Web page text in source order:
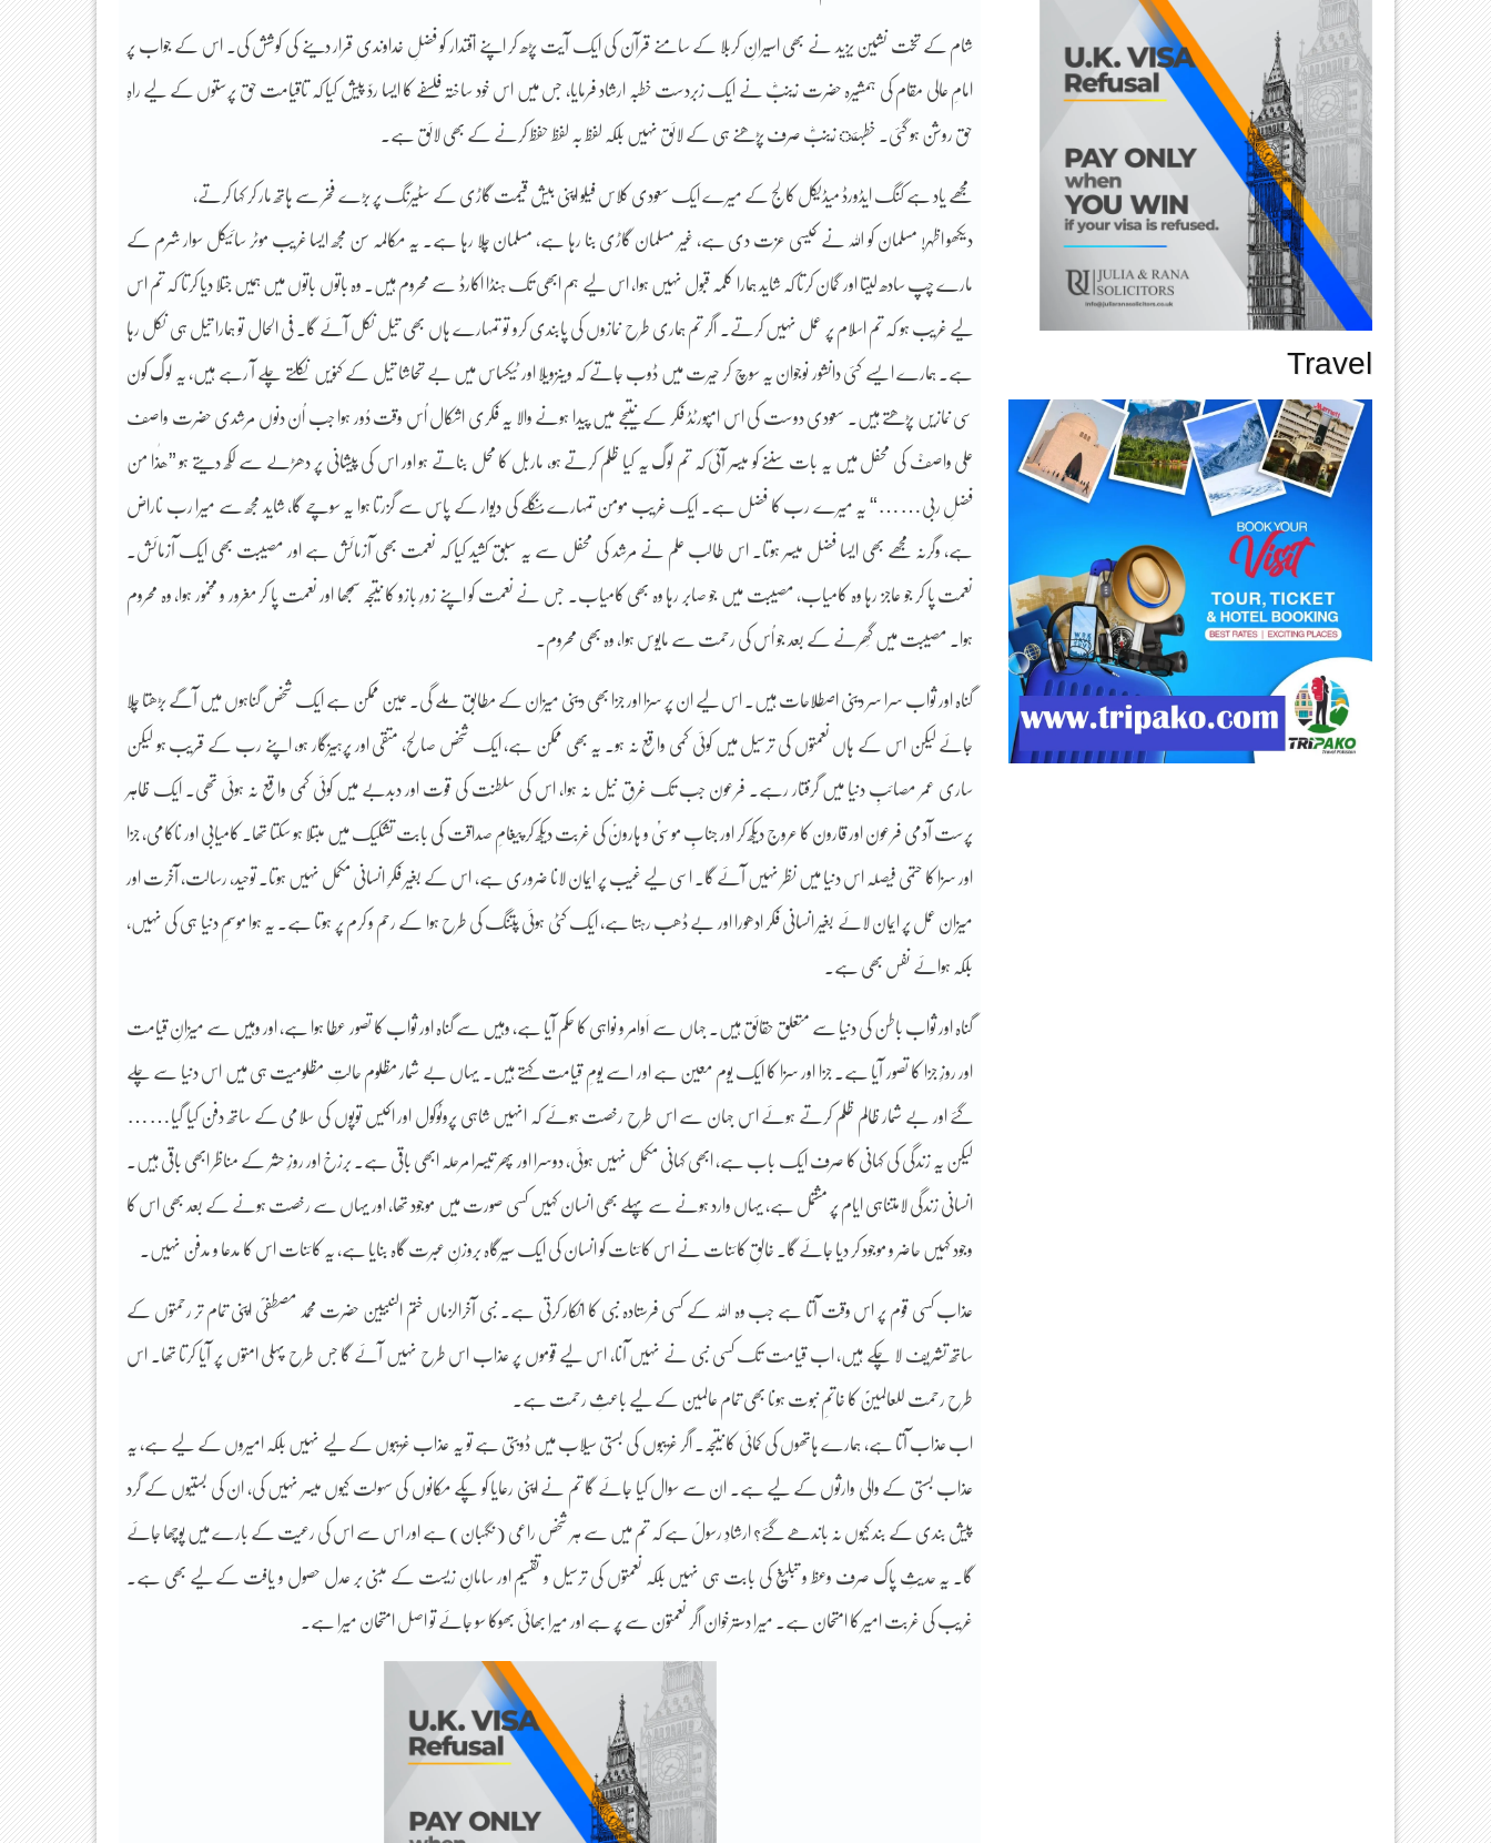
شام کے تخت نشین یزید نے بھی اسیرانِ کربلا کے سامنے قرآن کی ایک آیت پڑھ کر اپنے اقتدار کو فضلِ خداوندی قرار دینے کی کوشش کی۔ اس کے جواب پر
امامِ عالی مقام کی ہمشیرہ حضرت زینبؓ نے ایک زبردست خطبہ ارشاد فرمایا، جس میں اس خود ساختہ فلسفے کا ایسا ردّ پیش کیا کہ تاقیامت حق پرستوں کے لیے راہِ
حق روشن ہو گئی۔ خطبہئ زینبؓ صرف پڑھنے ہی کے لائق نہیں بلکہ لفظ بہ لفظ حفظ کرنے کے بھی لائق ہے۔
مجھے یاد ہے کنگ ایڈورڈ میڈیکل کالج کے میرے ایک سعودی کلاس فیلو اپنی بیش قیمت گاڑی کے سٹیرنگ پر بڑے فخر سے ہاتھ مار کر کہا کرتے،
دیکھو اظہر! مسلمان کو اللہ نے کیسی عزت دی ہے، غیر مسلمان گاڑی بنا رہا ہے، مسلمان چلا رہا ہے۔ یہ مکالمہ سن مجھ ایسا غریب موٹر سائیکل سوار شرم کے
مارے چپ سادھ لیتا اور گمان کرتا کہ شاید ہمارا کلمہ قبول نہیں ہوا، اس لیے ہم ابھی تک ہنڈا اکارڈ سے محروم ہیں۔ وہ باتوں باتوں میں ہمیں جتلا دیا کرتا کہ تم اس
لیے غریب ہو کہ تم اسلام پر عمل نہیں کرتے۔ اگر تم ہماری طرح نمازوں کی پابندی کرو تو تمہارے ہاں بھی تیل نکل آئے گا۔ فی الحال تو ہمارا تیل ہی نکل رہا
ہے۔ ہمارے ایسے کئی دانشور نوجوان یہ سوچ کر حیرت میں ڈوب جاتے کہ وینزویلا اور ٹیکساس میں بے تحاشا تیل کے کنویں نکلتے چلے آ رہے ہیں، یہ لوگ کون
سی نمازیں پڑھتے ہیں۔ سعودی دوست کی اس امپورٹڈ فکر کے نتیجے میں پیدا ہونے والا یہ فکری اشکال اُس وقت دُور ہوا جب اُن دنوں مرشدی حضرت واصف
علی واصفؒ کی محفل میں یہ بات سننے کو میسر آئی کہ تم لوگ یہ کیا ظلم کرتے ہو، ماربل کا محل بناتے ہو اور اس کی پیشانی پر دھڑلے سے لکھ دیتے ہو ”ھٰذا من
فضلِ ربی……“ یہ میرے رب کا فضل ہے۔ ایک غریب مومن تمہارے بنگلے کی دیوار کے پاس سے گزرتا ہوا یہ سوچے گا، شاید مجھ سے میرا رب ناراض
ہے، وگرنہ مجھے بھی ایسا فضل میسر ہوتا۔ اس طالب علم نے مرشد کی محفل سے یہ سبق کشید کیا کہ نعمت بھی آزمائش ہے اور مصیبت بھی ایک آزمائش۔
نعمت پا کر جو عاجز رہا وہ کامیاب، مصیبت میں جو صابر رہا وہ بھی کامیاب۔ جس نے نعمت کو اپنے زورِ بازو کا نتیجہ سمجھا اور نعمت پا کر مغرور و مخمور ہوا، وہ محروم
ہوا۔ مصیبت میں گِھرنے کے بعد جو اُس کی رحمت سے مایوس ہوا، وہ بھی محروم۔
گناہ اور ثواب سرا سر دینی اصطلاحات ہیں۔ اس لیے ان پر سزا اور جزا بھی دینی میزان کے مطابق ملے گی۔ عین ممکن ہے ایک شخص گناہوں میں آگے بڑھتا چلا
جائے لیکن اس کے ہاں نعمتوں کی ترسیل میں کوئی کمی واقع نہ ہو۔ یہ بھی ممکن ہے، ایک شخص صالح، متقی اور پرہیزگار ہو، اپنے رب کے قریب ہو لیکن
ساری عمر مصائبِ دنیا میں گرفتار رہے۔ فرعون جب تک غرقِ نیل نہ ہوا، اس کی سلطنت کی قوت اور دبدبے میں کوئی کمی واقع نہ ہوئی تھی۔ ایک ظاہر
پرست آدمی فرعون اور قارون کا عروج دیکھ کر اور جنابِ موسیٰؑ و ہارونؑ کی غربت دیکھ کر پیغامِ صداقت کی بابت تشکیک میں مبتلا ہو سکتا تھا۔ کامیابی اور ناکامی، جزا
اور سزا کا حتمی فیصلہ اس دنیا میں نظر نہیں آئے گا۔ اسی لیے غیب پر ایمان لانا ضروری ہے، اس کے بغیر فکرِ انسانی مکمل نہیں ہوتا۔ توحید، رسالت، آخرت اور
میزان عمل پر ایمان لائے بغیر انسانی فکر ادھورا اور بے ڈھب رہتا ہے، ایک کٹی ہوئی پتنگ کی طرح ہوا کے رحم و کرم پر ہوتا ہے۔ یہ ہوا موسمِ دنیا ہی کی نہیں،
بلکہ ہوائے نفس بھی ہے۔
گناہ اور ثواب باطن کی دنیا سے متعلق حقائق ہیں۔ جہاں سے اَوامر و نواہی کا حکم آیا ہے، وہیں سے گناہ اور ثواب کا تصور عطا ہوا ہے، اور وہیں سے میزانِ قیامت
اور روزِ جزا کا تصور آیا ہے۔ جزا اور سزا کا ایک یوم معین ہے اور اسے یومِ قیامت کہتے ہیں۔ یہاں بے شمار مظلوم حالتِ مظلومیت ہی میں اس دنیا سے چلے
گئے اور بے شمار ظالم ظلم کرتے ہوئے اس جہان سے اس طرح رخصت ہوئے کہ انہیں شاہی پروٹوکول اور اکیس توپوں کی سلامی کے ساتھ دفن کیا گیا……
لیکن یہ زندگی کی کہانی کا صرف ایک باب ہے، ابھی کہانی مکمل نہیں ہوئی، دوسرا اور پھر تیسرا مرحلہ ابھی باقی ہے۔ برزخ اور روزِ حشر کے مناظر ابھی باقی ہیں۔
انسانی زندگی لامتناہی ایام پر مشتمل ہے، یہاں وارد ہونے سے پہلے بھی انسان کہیں کسی صورت میں موجود تھا، اور یہاں سے رخصت ہونے کے بعد بھی اس کا
وجود کہیں حاضر و موجود کر دیا جائے گا۔ خالقِ کائنات نے اس کائنات کو انسان کی ایک سیرگاہ بروزنِ عبرت گاہ بنایا ہے، یہ کائنات اس کا مدعا و مدفن نہیں۔
عذاب کسی قوم پر اس وقت آتا ہے جب وہ اللہ کے کسی فرستادہ نبی کا انکار کرتی ہے۔ نبی آخرالزماں ختم النبیین حضرت محمد مصطفیؐ اپنی تمام تر رحمتوں کے
ساتھ تشریف لا چکے ہیں، اب قیامت تک کسی نبی نے نہیں آنا، اس لیے قوموں پر عذاب اس طرح نہیں آئے گا جس طرح پہلی امتوں پر آیا کرتا تھا۔ اس
طرح رحمت للعالمینؐ کا خاتمِ نبوت ہونا بھی تمام عالمین کے لیے باعثِ رحمت ہے۔
اب عذاب آتا ہے، ہمارے ہاتھوں کی کمائی کا نتیجہ۔ اگر غریبوں کی بستی سیلاب میں ڈوبتی ہے تو یہ عذاب غریبوں کے لیے نہیں بلکہ امیروں کے لیے ہے، یہ
عذاب بستی کے والی وارثوں کے لیے ہے۔ ان سے سوال کیا جائے گا تم نے اپنی رعایا کو پکے مکانوں کی سہولت کیوں میسر نہیں کی، ان کی بستیوں کے گرد
پیش بندی کے بند کیوں نہ باندھے گئے؟ ارشادِ رسولؐ ہے کہ تم میں سے ہر شخص راعی (نگہبان) ہے اور اس سے اس کی رعیت کے بارے میں پوچھا جائے
گا۔ یہ حدیثِ پاک صرف وعظ و تبلیغ کی بابت ہی نہیں بلکہ نعمتوں کی ترسیل و تقسیم اور سامانِ زیست کے مبنی بر عدل حصول و یافت کے لیے بھی ہے۔
غریب کی غربت امیر کا امتحان ہے۔ میرا دسترخوان اگر نعمتون سے پُر ہے اور میرا بھائی بھوکا سو جائے تو اصل امتحان میرا ہے۔
Travel